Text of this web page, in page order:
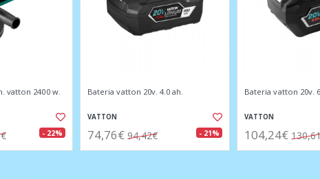
vatton 2400 w.
- 22%
Bateria vatton 20v. 4.0 ah.
VATTON
74,76€ 94,42€ - 21%
Bateria vatton 20v.
VATTON
104,24€